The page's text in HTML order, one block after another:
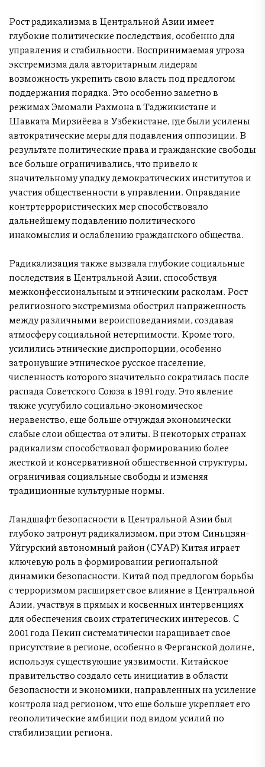
Рост радикализма в Центральной Азии имеет
глубокие политические последствия, особенно для
управления и стабильности. Воспринимаемая угроза
экстремизма дала авторитарным лидерам
возможность укрепить свою власть под предлогом
поддержания порядка. Это особенно заметно в
режимах Эмомали Рахмона в Таджикистане и
Шавката Мирзиёева в Узбекистане, где были усилены
автократические меры для подавления оппозиции. В
результате политические права и гражданские свободы
все больше ограничивались, что привело к
значительному упадку демократических институтов и
участия общественности в управлении. Оправдание
контртеррористических мер способствовало
дальнейшему подавлению политического
инакомыслия и ослаблению гражданского общества.
Радикализация также вызвала глубокие социальные
последствия в Центральной Азии, способствуя
межконфессиональным и этническим расколам. Рост
религиозного экстремизма обострил напряженность
между различными вероисповеданиями, создавая
атмосферу социальной нетерпимости. Кроме того,
усилились этнические диспропорции, особенно
затронувшие этническое русское население,
численность которого значительно сократилась после
распада Советского Союза в 1991 году. Это явление
также усугубило социально-экономическое
неравенство, еще больше отчуждая экономически
слабые слои общества от элиты. В некоторых странах
радикализм способствовал формированию более
жесткой и консервативной общественной структуры,
ограничивая социальные свободы и изменяя
традиционные культурные нормы.
Ландшафт безопасности в Центральной Азии был
глубоко затронут радикализмом, при этом Синьцзян-
Уйгурский автономный район (СУАР) Китая играет
ключевую роль в формировании региональной
динамики безопасности. Китай под предлогом борьбы
с терроризмом расширяет свое влияние в Центральной
Азии, участвуя в прямых и косвенных интервенциях
для обеспечения своих стратегических интересов. С
2001 года Пекин систематически наращивает свое
присутствие в регионе, особенно в Ферганской долине,
используя существующие уязвимости. Китайское
правительство создало сеть инициатив в области
безопасности и экономики, направленных на усиление
контроля над регионом, что еще больше укрепляет его
геополитические амбиции под видом усилий по
стабилизации региона.